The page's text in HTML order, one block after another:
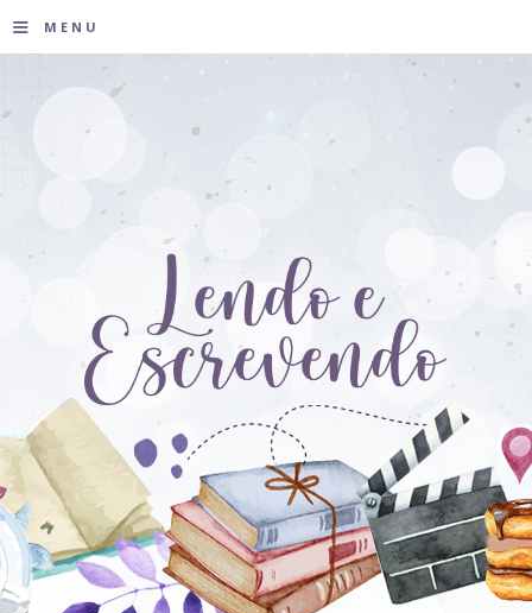
≡ MENU